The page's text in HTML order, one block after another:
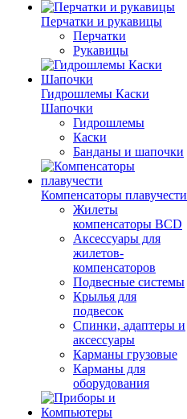
Перчатки и рукавицы
Перчатки
Рукавицы
Гидрошлемы Каски
Шапочки
Гидрошлемы
Каски
Банданы и шапочки
Компенсаторы плавучести
Жилеты
компенсаторы BCD
Аксессуары для
жилетов-
компенсаторов
Подвесные системы
Крылья для
подвесок
Спинки, адаптеры и
аксессуары
Карманы грузовые
Карманы для
оборудования